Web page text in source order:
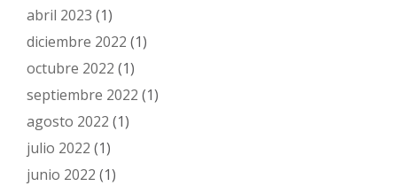
abril 2023 (1)
diciembre 2022 (1)
octubre 2022 (1)
septiembre 2022 (1)
agosto 2022 (1)
julio 2022 (1)
junio 2022 (1)